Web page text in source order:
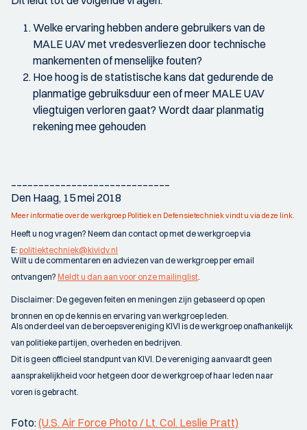
Welke ervaring hebben andere gebruikers van de
MALE UAV met vredesverliezen door technische
mankementen of menselijke fouten?
Hoe hoog is de statistische kans dat gedurende de
planmatige gebruiksduur een of meer MALE UAV
vliegtuigen verloren gaat? Wordt daar planmatig
rekening mee gehouden
Den Haag, 15 mei 2018
Meer informatie over de werkgroep Politiek en Defensietechniek vindt u via deze link.
Heeft u nog vragen? Neem dan contact op met de werkgroep via
E: politiektechniek@kividv.nl
Wilt u de commentaren en adviezen van de werkgroep per email
ontvangen? Meldt u dan aan voor onze mailinglist
Disclaimer: De gegeven feiten en meningen zijn gebaseerd op open
bronnen en op de kennis en ervaring van werkgroep leden.
Als onderdeel van de beroepsvereniging KIVI is de werkgroep onafhankelijk
van politieke partijen, overheden en bedrijven.
Dit is geen officieel standpunt van KIVI. De vereniging aanvaardt geen
aansprakelijkheid voor hetgeen door de werkgroep of haar leden naar
voren is gebracht.
Foto:(U.S. Air Force Photo / Lt. Col. Leslie Pratt)